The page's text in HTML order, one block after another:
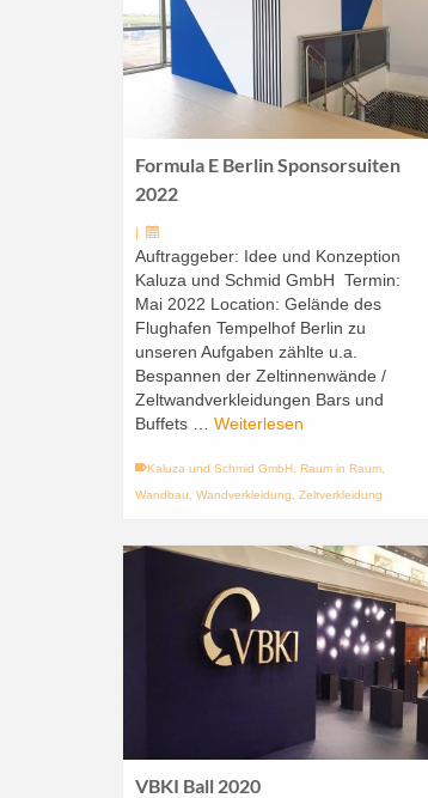
Formula E Berlin Sponsorsuiten
2022
Auftraggeber: Idee und Konzeption
Kaluza und Schmid GmbH Termin:
Mai 2022 Location: Gelände des
Flughafen Tempelhof Berlin zu
unseren Aufgaben zählte u.a.
Bespannen der Zeltinnenwände /
Zeltwandverkleidungen Bars und
Buffets … Weiterlesen
Kaluza und Schmid GmbH, Raum in Raum,
Wandbau, Wandverkleidung, Zeltverkleidung
VBKI Ball 2020